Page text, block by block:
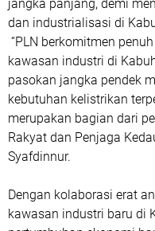
jangka panjang, demi
dan industrialisasi di
“PLN berkomitmen
kawasan industri di
pasokan jangka pendek
kebutuhan kelistrikan
merupakan bagian dari
Rakyat dan Penjaga
Syafdinnur.
Dengan kolaborasi erat
kawasan industri baru di